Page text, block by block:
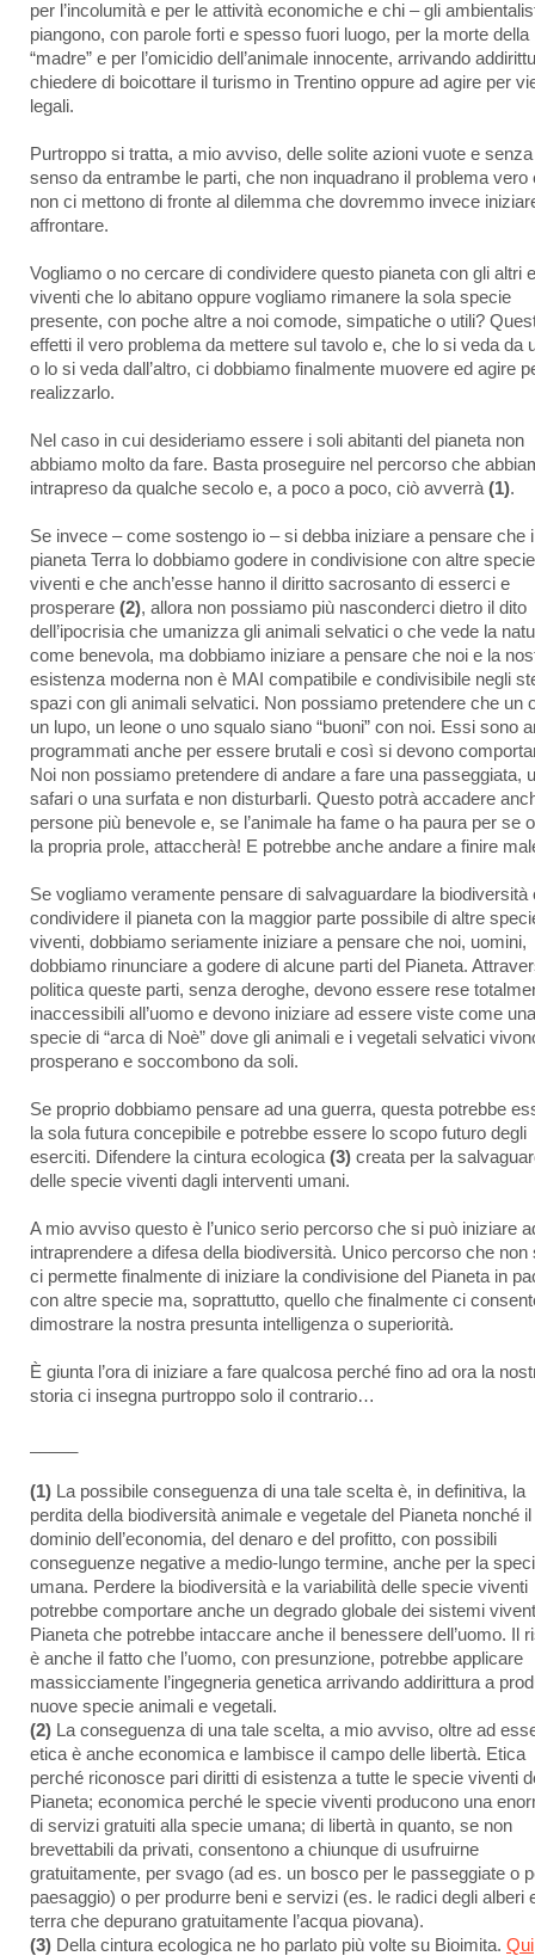
per l’incolumità e per le attività economiche e chi – gli
piangono, con parole forti e spesso fuori luogo, per la morte della
“madre” e per l’omicidio dell’animale innocente, arrivando
chiedere di boicottare il turismo in Trentino oppure ad agire per
legali.
Purtroppo si tratta, a mio avviso, delle solite azioni vuote e senza
senso da entrambe le parti, che non inquadrano il problema vero
non ci mettono di fronte al dilemma che dovremmo invece
affrontare.
Vogliamo o no cercare di condividere questo pianeta con gli altri
viventi che lo abitano oppure vogliamo rimanere la sola specie
presente, con poche altre a noi comode, simpatiche o utili?
effetti il vero problema da mettere sul tavolo e, che lo si veda da
o lo si veda dall’altro, ci dobbiamo finalmente muovere ed agire
realizzarlo.
Nel caso in cui desideriamo essere i soli abitanti del pianeta non
abbiamo molto da fare. Basta proseguire nel percorso che
intrapreso da qualche secolo e, a poco a poco, ciò avverrà (1).
Se invece – come sostengo io – si debba iniziare a pensare che
pianeta Terra lo dobbiamo godere in condivisione con altre specie
viventi e che anch’esse hanno il diritto sacrosanto di esserci e
prosperare (2), allora non possiamo più nasconderci dietro il dito
dell’ipocrisia che umanizza gli animali selvatici o che vede la
come benevola, ma dobbiamo iniziare a pensare che noi e la
esistenza moderna non è MAI compatibile e condivisibile negli
spazi con gli animali selvatici. Non possiamo pretendere che un
un lupo, un leone o uno squalo siano “buoni” con noi. Essi sono
programmati anche per essere brutali e così si devono
Noi non possiamo pretendere di andare a fare una passeggiata,
safari o una surfata e non disturbarli. Questo potrà accadere
persone più benevole e, se l’animale ha fame o ha paura per se
la propria prole, attaccherà! E potrebbe anche andare a finire
Se vogliamo veramente pensare di salvaguardare la biodiversità
condividere il pianeta con la maggior parte possibile di altre
viventi, dobbiamo seriamente iniziare a pensare che noi, uomini,
dobbiamo rinunciare a godere di alcune parti del Pianeta.
politica queste parti, senza deroghe, devono essere rese
inaccessibili all’uomo e devono iniziare ad essere viste come una
specie di “arca di Noè” dove gli animali e i vegetali selvatici
prosperano e soccombono da soli.
Se proprio dobbiamo pensare ad una guerra, questa potrebbe
la sola futura concepibile e potrebbe essere lo scopo futuro degli
eserciti. Difendere la cintura ecologica (3) creata per la
delle specie viventi dagli interventi umani.
A mio avviso questo è l’unico serio percorso che si può iniziare
intraprendere a difesa della biodiversità. Unico percorso che non
ci permette finalmente di iniziare la condivisione del Pianeta in
con altre specie ma, soprattutto, quello che finalmente ci
dimostrare la nostra presunta intelligenza o superiorità.
È giunta l’ora di iniziare a fare qualcosa perché fino ad ora la
storia ci insegna purtroppo solo il contrario…
(1) La possibile conseguenza di una tale scelta è, in definitiva, la
perdita della biodiversità animale e vegetale del Pianeta nonché il
dominio dell’economia, del denaro e del profitto, con possibili
conseguenze negative a medio-lungo termine, anche per la
umana. Perdere la biodiversità e la variabilità delle specie viventi
potrebbe comportare anche un degrado globale dei sistemi
Pianeta che potrebbe intaccare anche il benessere dell’uomo. Il
è anche il fatto che l’uomo, con presunzione, potrebbe applicare
massicciamente l’ingegneria genetica arrivando addirittura a
nuove specie animali e vegetali.
(2) La conseguenza di una tale scelta, a mio avviso, oltre ad
etica è anche economica e lambisce il campo delle libertà. Etica
perché riconosce pari diritti di esistenza a tutte le specie viventi
Pianeta; economica perché le specie viventi producono una
di servizi gratuiti alla specie umana; di libertà in quanto, se non
brevettabili da privati, consentono a chiunque di usufruirne
gratuitamente, per svago (ad es. un bosco per le passeggiate o
paesaggio) o per produrre beni e servizi (es. le radici degli alberi
terra che depurano gratuitamente l’acqua piovana).
(3) Della cintura ecologica ne ho parlato più volte su Bioimita. Qui